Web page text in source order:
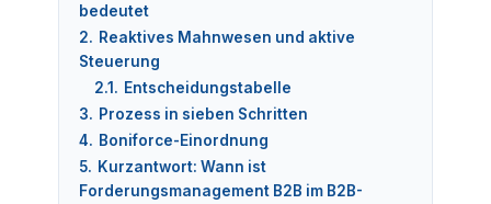
bedeutet
2. Reaktives Mahnwesen und aktive
Steuerung
2.1. Entscheidungstabelle
3. Prozess in sieben Schritten
4. Boniforce-Einordnung
5. Kurzantwort: Wann ist
Forderungsmanagement B2B im B2B-